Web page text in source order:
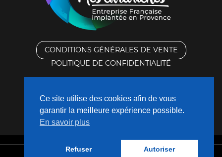
CONDITIONS GÉNÉRALES DE VENTE
POLITIQUE DE CONFIDENTIALITÉ
CONTACTEZ-NOUS
Mentions légales
Ce site utilise des cookies afin de vous
garantir la meilleure expérience possible.
En savoir plus
Refuser Autoriser